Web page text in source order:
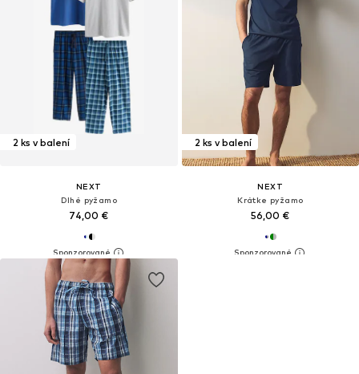
2 ks v balení
NEXT
Dlhé pyžamo
74,00 €
2 ks v balení
NEXT
Krátke pyžamo
56,00 €